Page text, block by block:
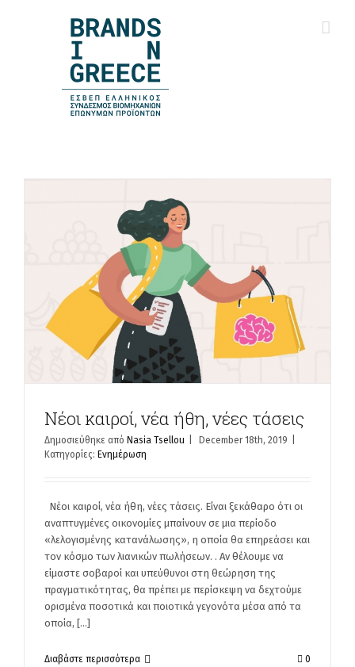
Νέοι καιροί, νέα ήθη, νέες τάσεις
Δημοσιεύθηκε από Nasia Tsellou December 18th, 2019
Κατηγορίες: Ενημέρωση
Νέοι καιροί, νέα ήθη, νέες τάσεις. Είναι ξεκάθαρο ότι οι
αναπτυγμένες οικονομίες μπαίνουν σε μια περίοδο
«λελογισμένης κατανάλωσης», η οποία θα επηρεάσει και
τον κόσμο των λιανικών πωλήσεων. . Αν θέλουμε να
είμαστε σοβαροί και υπεύθυνοι στη θεώρηση της
πραγματικότητας, θα πρέπει με περίσκεψη να δεχτούμε
ορισμένα ποσοτικά και ποιοτικά γεγονότα μέσα από τα
οποία, [...]
Διαβάστε περισσότερα 0